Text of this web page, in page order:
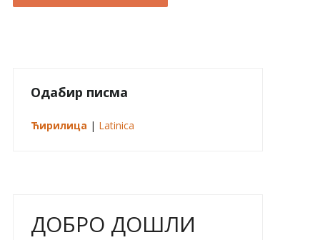
Одабир писма
Ћирилица | Latinica
ДОБРО ДОШЛИ